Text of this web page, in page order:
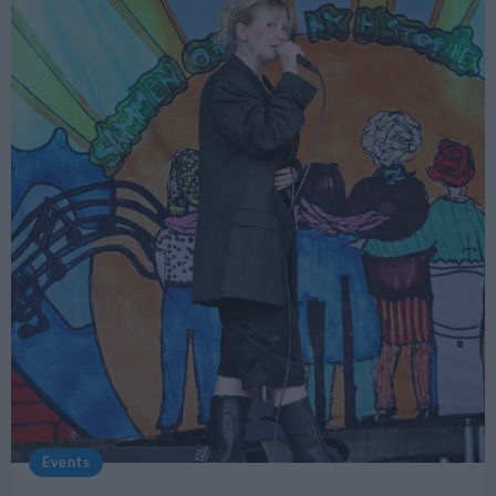
- Vi håber, at den er sund og rask og bare er på
en lille ferie nordpå eller sydpå, og at den så
svømmer videre igen.
Skulle hajen vise sig at være syg og ende med at
strande, kan den muligvis blive undersøgt
nærmere.
Selv om det er et meget sjældent syn ved Ålbæk,
har området faktisk tidligere haft besøg af arten.
Ifølge Fiskeatlas blev den første brugde registreret
i Danmark i 1923, da et eksemplar blev fanget i
Ålbæk Bugt. Endnu en blev fanget samme sted i
1927.
Men netop fordi det hører til sjældenhederne at se
Events